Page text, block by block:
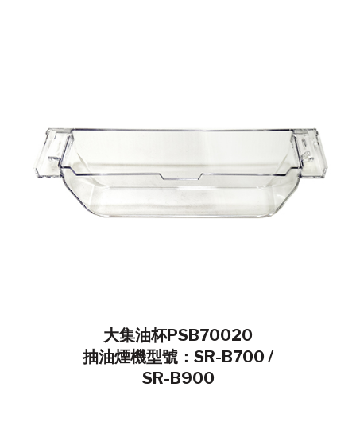
大集油杯PSB70020
抽油煙機型號：SR-B700 /
SR-B900